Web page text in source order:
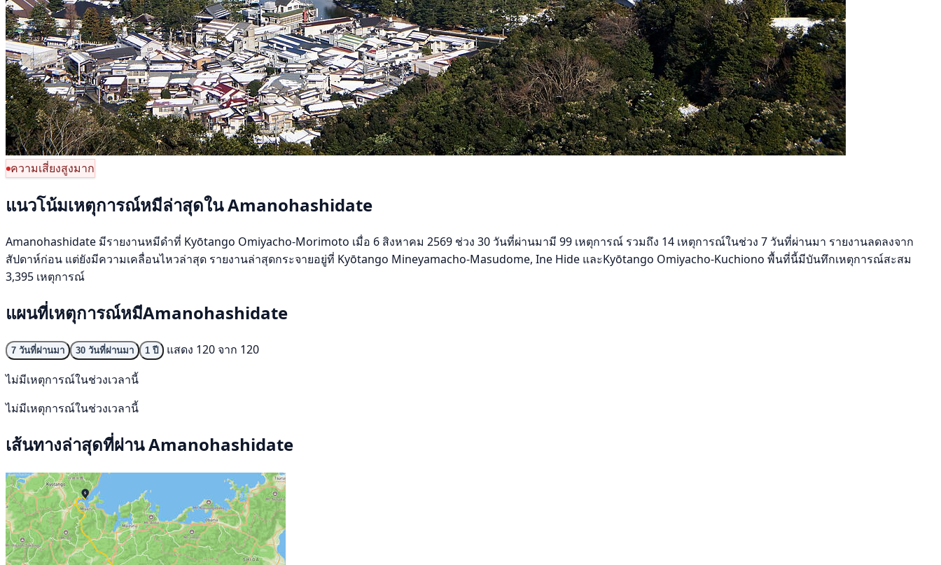
ความเสี่ยงสูงมาก
แนวโน้มเหตุการณ์หมีล่าสุดใน Amanohashidate
Amanohashidate มีรายงานหมีดำที่ Kyōtango Omiyacho-Morimoto เมื่อ 6 สิงหาคม 2569 ช่วง 30 วันที่ผ่านมามี 99 เหตุการณ์ รวมถึง 14 เหตุการณ์ในช่วง 7 วันที่ผ่านมา รายงานลดลงจาก
สัปดาห์ก่อน แต่ยังมีความเคลื่อนไหวล่าสุด รายงานล่าสุดกระจายอยู่ที่ Kyōtango Mineyamacho-Masudome, Ine Hide และKyōtango Omiyacho-Kuchiono พื้นที่นี้มีบันทึกเหตุการณ์สะสม
3,395 เหตุการณ์
แผนที่เหตุการณ์หมีAmanohashidate
7 วันที่ผ่านมา 30 วันที่ผ่านมา 1 ปี
แสดง 120 จาก 120
ไม่มีเหตุการณ์ในช่วงเวลานี้
ไม่มีเหตุการณ์ในช่วงเวลานี้
เส้นทางล่าสุดที่ผ่าน Amanohashidate